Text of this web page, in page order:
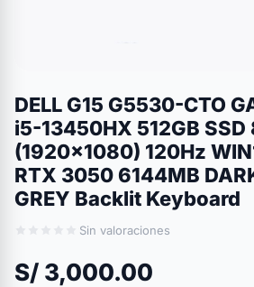
DELL G15 G5530-CTO
i5-13450HX 512GB SSD
(1920x1080) 120Hz
RTX 3050 6144MB
GREY Backlit Keyboard
Sin valoraciones
S/ 3,000.00